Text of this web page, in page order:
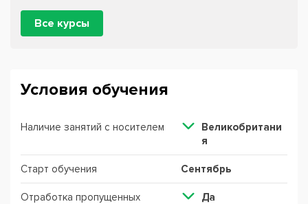
Все курсы
Условия обучения
Наличие занятий с носителем
Великобритани
я
Старт обучения Сентябрь
Отработка пропущенных
Да